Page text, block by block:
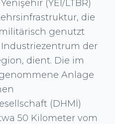
(YEI/LTBR)
die
genutzt
der
dient. Die im
Anlage
(DHMİ)
50 Kilometer vom